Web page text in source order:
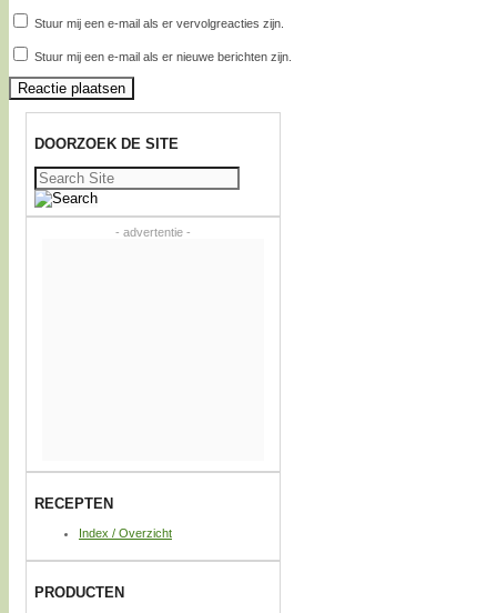
Stuur mij een e-mail als er vervolgreacties zijn.
Stuur mij een e-mail als er nieuwe berichten zijn.
DOORZOEK DE SITE
Zoeken
naar:
- advertentie -
RECEPTEN
Index / Overzicht
PRODUCTEN